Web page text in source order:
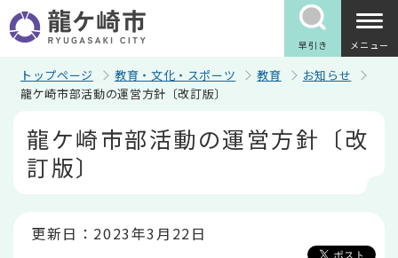
の
ペ
早引き メニュー
トップページ 教育・文化・スポーツ 教育
お知らせ
龍ケ崎市部活動の運営方針〔改訂版〕
龍ケ崎市部活動の運営方針〔改
訂版〕
更新日：2023年3月22日